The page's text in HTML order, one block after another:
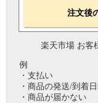
注文後
楽天市場 お客
例
・支払い
・商品の発送/到着
・商品が届かない